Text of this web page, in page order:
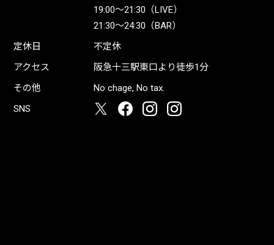
19:00〜21:30（LIVE）
21:30〜24:30（BAR）
定休日
不定休
アクセス
阪急十三駅東口より徒歩1分
その他
No chage, No tax.
SNS